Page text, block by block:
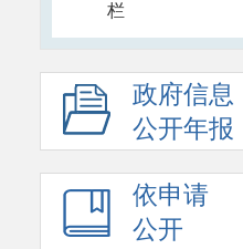
栏
政府信息
公开年报
依申请
公开